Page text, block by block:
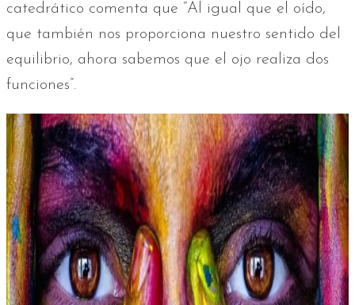
catedrático comenta que “Al igual que el oído,
que también nos proporciona nuestro sentido del
equilibrio, ahora sabemos que el ojo realiza dos
funciones”.